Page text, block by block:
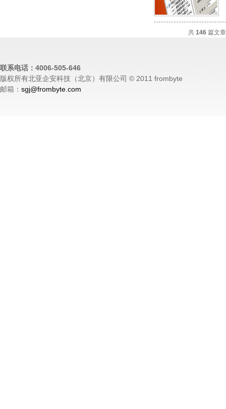
共 146 篇文
联系电话：4006-505-646
版权所有北亚企安科技（北京）有限公司 © 2011 frombyte
邮箱： sgj@frombyte.com